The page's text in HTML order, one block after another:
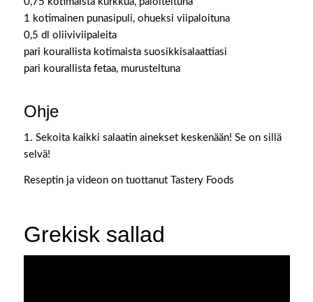
1 kotimainen punasipuli, ohueksi viipaloituna
0,5 dl oliiviviipaleita
pari kourallista kotimaista suosikkisalaattiasi
pari kourallista fetaa, murusteltuna
Ohje
1. Sekoita kaikki salaatin ainekset keskenään! Se on sillä
selvä!
Reseptin ja videon on tuottanut Tastery Foods
Grekisk sallad